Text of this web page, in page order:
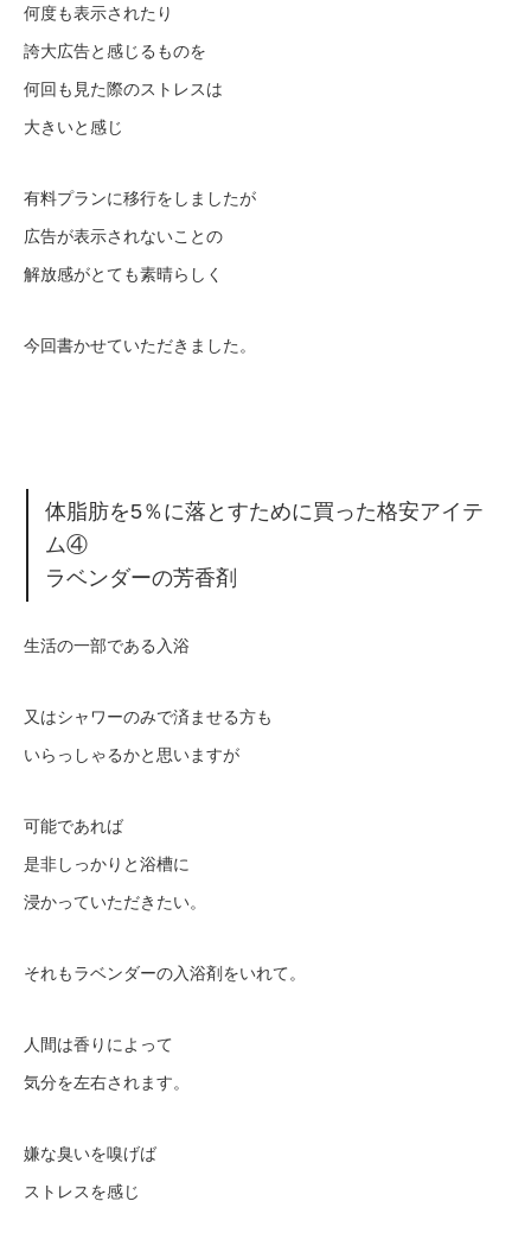
何度も表示されたり
誇大広告と感じるものを
何回も見た際のストレスは
大きいと感じ
有料プランに移行をしましたが
広告が表示されないことの
解放感がとても素晴らしく
今回書かせていただきました。
体脂肪を5％に落とすために買った格安アイテ
ム④
ラベンダーの芳香剤
生活の一部である入浴
又はシャワーのみで済ませる方も
いらっしゃるかと思いますが
可能であれば
是非しっかりと浴槽に
浸かっていただきたい。
それもラベンダーの入浴剤をいれて。
人間は香りによって
気分を左右されます。
嫌な臭いを嗅げば
ストレスを感じ